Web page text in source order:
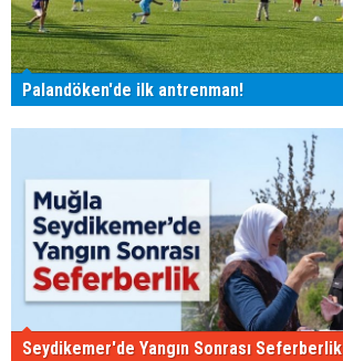
Palandöken'de ilk antrenman!
Seydikemer'de Yangın Sonrası Seferberlik